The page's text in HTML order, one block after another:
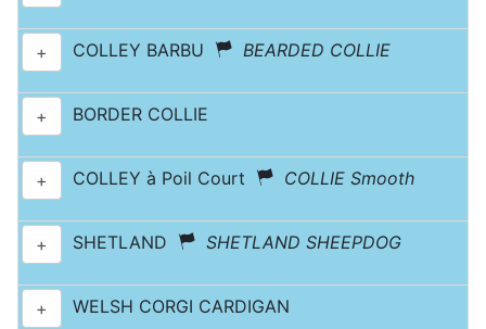
+ COLLEY BARBU BEARDED COLLIE
+ BORDER COLLIE
+ COLLEY à Poil Court COLLIE Smooth
+ SHETLAND SHETLAND SHEEPDOG
+ WELSH CORGI CARDIGAN